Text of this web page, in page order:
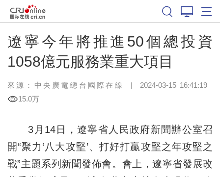
遼寧今年將推進50個總投資
1058億元服務業重大項目
來源：中央廣電總台國際在線 | 2024-03-15 16:41:19
15.0万
3月14日，遼寧省人民政府新聞辦公室召
開“聚力‘八大攻堅’、打好打贏攻堅之年攻堅之
戰”主題系列新聞發佈會。會上，遼寧省發展改